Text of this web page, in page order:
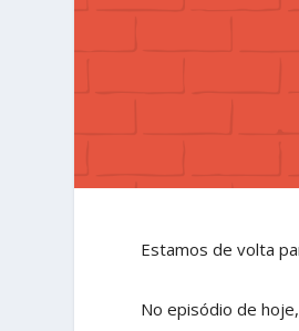
Estamos de volta
No episódio de